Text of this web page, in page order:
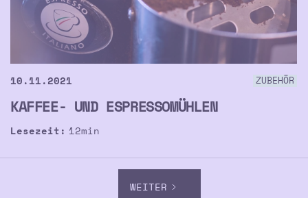
10.11.2021 ZUBEHÖR
KAFFEE- UND ESPRESSOMÜHLEN
Lesezeit: 12min
ZURÜCK
WEITER
2 / 3